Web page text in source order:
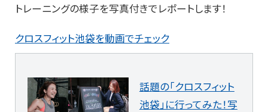
トレーニングの様子を写真付きでレポートします！
クロスフィット池袋を動画でチェック
話題の「クロスフィット
池袋」に行ってみた！写